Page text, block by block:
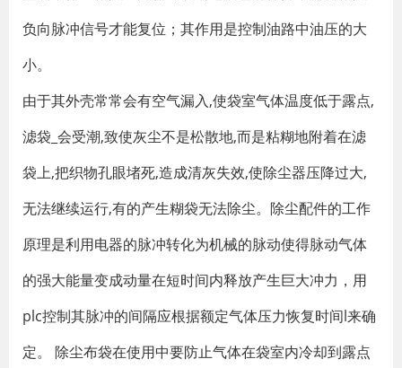
负向脉冲信号才能复位；其作用是控制油路中油压的大
小。
由于其外壳常常会有空气漏入,使袋室气体温度低于露点,
滤袋_会受潮,致使灰尘不是松散地,而是粘糊地附着在滤
袋上,把织物孔眼堵死,造成清灰失效,使除尘器压降过大,
无法继续运行,有的产生糊袋无法除尘。除尘配件的工作
原理是利用电器的脉冲转化为机械的脉动使得脉动气体
的强大能量变成动量在短时间内释放产生巨大冲力，用
plc控制其脉冲的间隔应根据额定气体压力恢复时间l来确
定。 除尘布袋在使用中要防止气体在袋室内冷却到露点